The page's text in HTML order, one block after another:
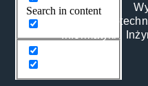
Search in content
Informatyki i